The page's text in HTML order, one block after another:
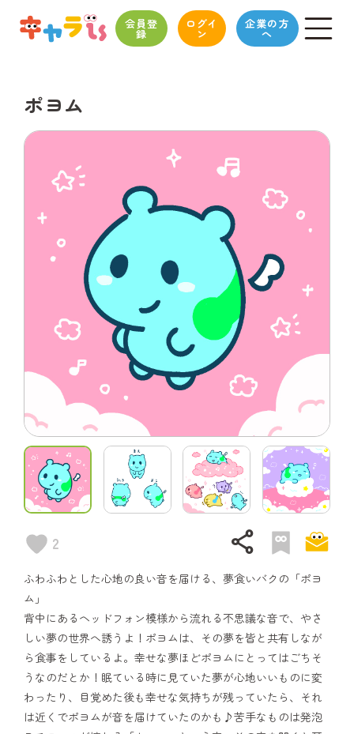
会員登
録
ログイ
ン
企業の方
へ
ポヨム
2 share
ふわふわとした心地の良い音を届ける、夢食いバクの「ポヨ
ム」
背中にあるヘッドフォン模様から流れる不思議な音で、やさ
しい夢の世界へ誘うよ！ポヨムは、その夢を皆と共有しなが
ら食事をしているよ。幸せな夢ほどポヨムにとってはごちそ
うなのだとか！眠ている時に見ていた夢が心地いいものに変
わったり、目覚めた後も幸せな気持ちが残っていたら、それ
は近くでポヨムが音を届けていたのかも♪苦手なものは発泡